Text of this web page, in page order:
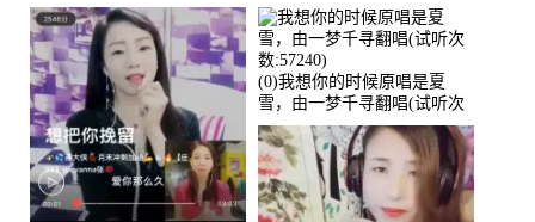
放:72036)
(0)我想你的时候原唱是夏
雪，由一梦千寻翻唱(试听次
数:57240)